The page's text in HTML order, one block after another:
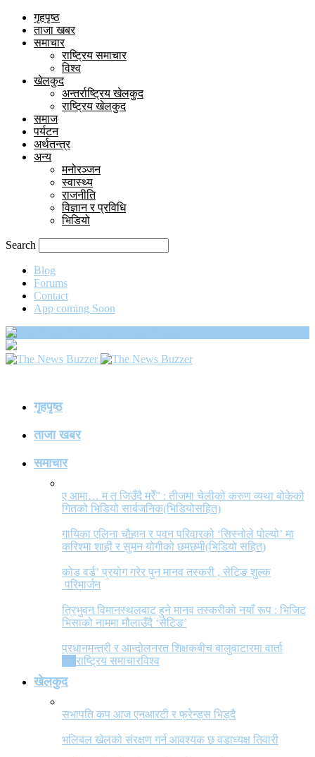
गृहपृष्ठ
ताजा खबर
समाचार
राष्ट्रिय समाचार
विश्व
खेलकुद
अन्तर्राष्ट्रिय खेलकुद
राष्ट्रिय खेलकुद
समाज
पर्यटन
अर्थतन्त्र
अन्य
मनोरञ्जन
स्वास्थ्य
राजनीति
विज्ञान र प्रविधि
भिडियो
Search
Blog
Forums
Contact
App coming Soon
गृहपृष्ठ
ताजा खबर
समाचार
ए आमा… म त जिउँदै मरेँ” : तीजमा चेलीको करुण व्यथा बोकेको
गितको भिडियो सार्बजनिक(भिडियोसहित)
गायिका एलिना चौहान र पवन परिवारको ‘सिस्नोले पोल्यो’ मा
करिश्मा शाही र सुमन योगीको छमछमी(भिडियो सहित)
कोड वर्ड’ प्रयोग गरेर पुन मानव तस्करी , सेटिङ शुल्क
परिमार्जन
त्रिभुवन विमानस्थलबाट हुने मानव तस्करीको नयाँ रूप : भिजिट
भिसाको नाममा मौलाउँदै ‘सेटिङ’
प्रधानमन्त्री र आन्दोलनरत शिक्षकबीच बालुवाटारमा वार्ता
राष्ट्रिय समाचारविश्व
खेलकुद
सभापति कप आज एनआरटी र फ्रेन्ड्स भिड्दै
भलिबल खेलको संरक्षण गर्न आवश्यक छ वडाध्यक्ष तिवारी